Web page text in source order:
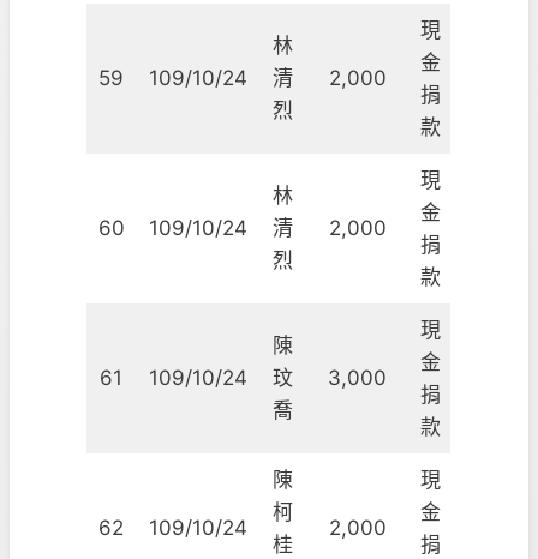
59 109/10/24
林
清
烈
2,000
現
金
捐
款
60 109/10/24
林
清
烈
2,000
現
金
捐
款
61 109/10/24
陳
玟
喬
3,000
現
金
捐
款
62 109/10/24
陳
柯
桂
2,000
現
金
捐